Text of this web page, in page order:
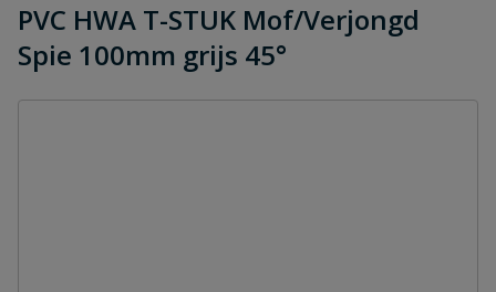
PVC HWA T-STUK Mof/Verjongd
Spie 100mm grijs 45°